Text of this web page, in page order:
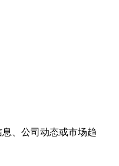
、公司动态或市场趋